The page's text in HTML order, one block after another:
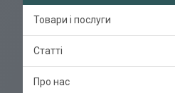
Товари і послуги
Статті
Про нас